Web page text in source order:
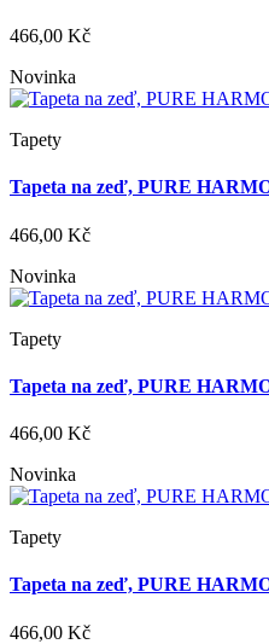
466,00 Kč
Novinka
Tapety
Tapeta na zeď, PURE
466,00 Kč
Novinka
Tapety
Tapeta na zeď, PURE
466,00 Kč
Novinka
Tapety
Tapeta na zeď, PURE
466,00 Kč